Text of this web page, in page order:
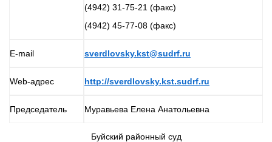
(4942) 31-75-21 (факс)
(4942) 45-77-08 (факс)
E-mail sverdlovsky.kst@sudrf.ru
Web-адрес http://sverdlovsky.kst.sudrf.ru
Председатель Муравьева Елена Анатольевна
Буйский районный суд